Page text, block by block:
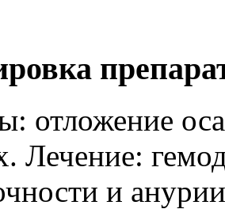
отложение
Лечение:
и